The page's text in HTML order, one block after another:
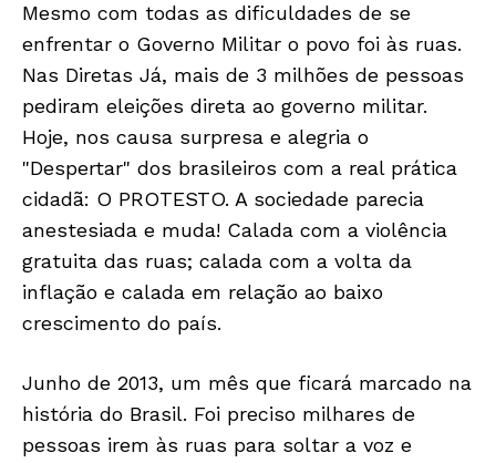
Mesmo com todas as dificuldades de se
enfrentar o Governo Militar o povo foi às ruas.
Nas Diretas Já, mais de 3 milhões de pessoas
pediram eleições direta ao governo militar.
Hoje, nos causa surpresa e alegria o
"Despertar" dos brasileiros com a real prática
cidadã: O PROTESTO. A sociedade parecia
anestesiada e muda! Calada com a violência
gratuita das ruas; calada com a volta da
inflação e calada em relação ao baixo
crescimento do país.
Junho de 2013, um mês que ficará marcado na
história do Brasil. Foi preciso milhares de
pessoas irem às ruas para soltar a voz e